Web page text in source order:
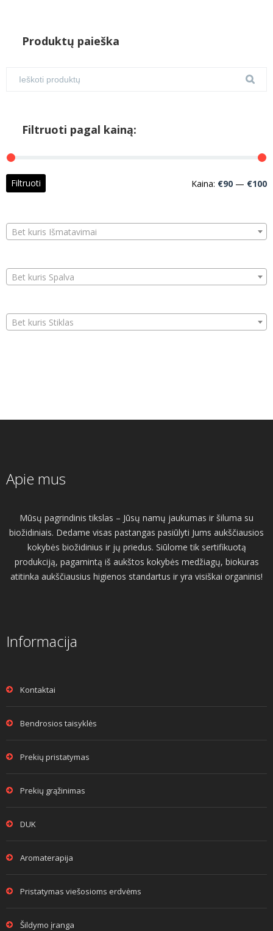
Produktų paieška
Filtruoti pagal kainą:
Filtruoti Kaina: €90 — €100
Bet kuris Išmatavimai
Bet kuris Spalva
Bet kuris Stiklas
Apie mus
Mūsų pagrindinis tikslas – Jūsų namų jaukumas ir šiluma su
biožidiniais. Dedame visas pastangas pasiūlyti Jums aukščiausios
kokybės biožidinius ir jų priedus. Siūlome tik sertifikuotą
produkciją, pagamintą iš aukštos kokybės medžiagų, biokuras
atitinka aukščiausius higienos standartus ir yra visiškai organinis!
Informacija
Kontaktai
Bendrosios taisyklės
Prekių pristatymas
Prekių grąžinimas
DUK
Aromaterapija
Pristatymas viešosioms erdvėms
Šildymo įranga